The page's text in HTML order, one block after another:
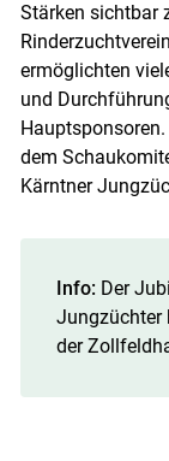
Stärken sichtbar
ermöglichten
und
dem
Kärntner
Info: Der
Jungzüchter
der